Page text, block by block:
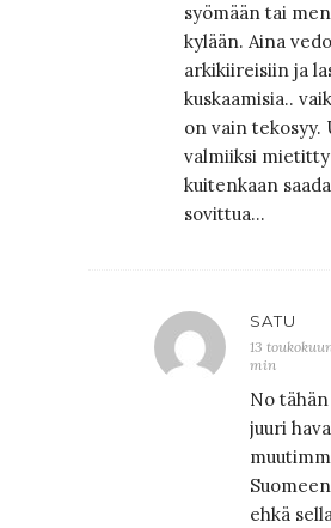
syömään tai
kylään. Aina
arkikiireisiin ja
kuskaamisia..
on vain tekosyy.
valmiiksi
kuitenkaan
sovittua…
SATU
13
min
No
juuri
ehkä